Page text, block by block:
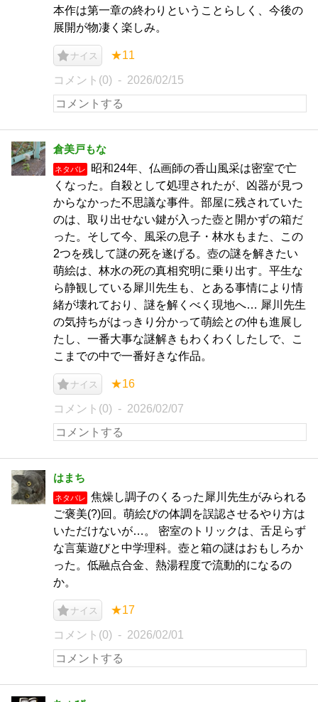
本作は第一章の終わりということらしく、今後の
展開が物凄く楽しみ。
ナイス ★11
コメント(0) 2026/02/15
倉美戸もな
ネタバレ
昭和24年、仏画師の香山風采は密室で亡
くなった。自殺として処理されたが、凶器が見つ
からなかった不思議な事件。部屋に残されていた
のは、取り出せない鍵が入った壺と開かずの箱だ
った。そして今、風采の息子・林水もまた、この
2つを残して謎の死を遂げる。壺の謎を解きたい
萌絵は、林水の死の真相究明に乗り出す。平生な
ら静観している犀川先生も、とある事情により情
緒が壊れており、謎を解くべく現地へ… 犀川先生
の気持ちがはっきり分かって萌絵との仲も進展し
たし、一番大事な謎解きもわくわくしたしで、こ
こまでの中で一番好きな作品。
ナイス ★16
コメント(0) 2026/02/07
はまち
ネタバレ
焦燥し調子のくるった犀川先生がみられる
ご褒美(?)回。萌絵ぴの体調を誤認させるやり方は
いただけないが…。 密室のトリックは、舌足らず
な言葉遊びと中学理科。壺と箱の謎はおもしろか
った。低融点合金、熱湯程度で流動的になるの
か。
ナイス ★17
コメント(0) 2026/02/01